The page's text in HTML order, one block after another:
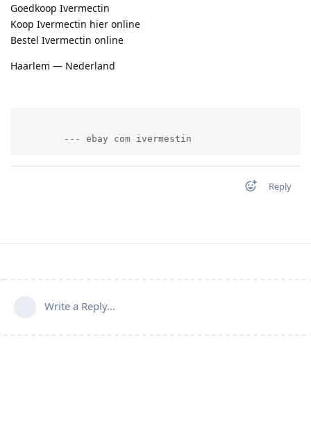
Goedkoop Ivermectin
Koop Ivermectin hier online
Bestel Ivermectin online
Haarlem — Nederland
        --- ebay com ivermestin
Reply
Write a Reply...